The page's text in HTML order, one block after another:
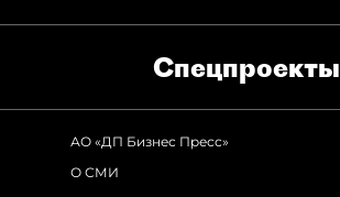
Спец­проекты
АО «ДП Бизнес Пресс»
О СМИ